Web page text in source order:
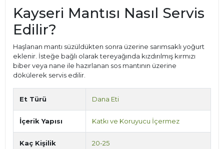
Kayseri Mantısı Nasıl Servis
Edilir?
Haşlanan mantı süzüldükten sonra üzerine sarımsaklı yoğurt
eklenir. İsteğe bağlı olarak tereyağında kızdırılmış kırmızı
biber veya nane ile hazırlanan sos mantının üzerine
dökülerek servis edilir.
Et Türü Dana Eti
İçerik Yapısı Katkı ve Koruyucu İçermez
Kaç Kişilik 20-25